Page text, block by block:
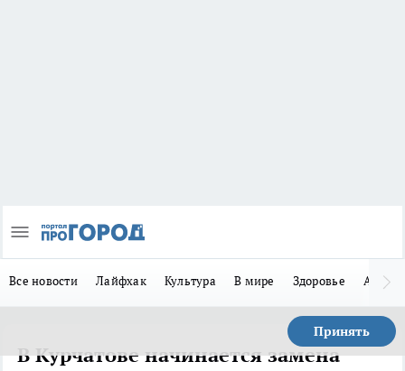
Все новости Лайфхак Культура В мире Здоровье Авто
Принять
В Курчатове начинается замена